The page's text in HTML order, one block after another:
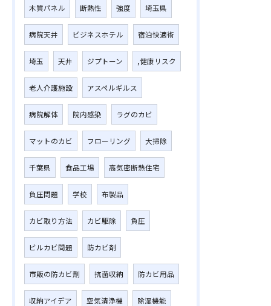
木質パネル 断熱性 強度 埼玉県
病院天井 ビジネスホテル 宿泊快適術
埼玉 天井 ジプトーン ,健康リスク
老人介護施設 アスペルギルス
病院解体 院内感染 ラグのカビ
マットのカビ フローリング 大掃除
千葉県 食品工場 高気密断熱住宅
負圧問題 学校 布製品
カビ取り方法 カビ駆除 負圧
ビルカビ問題 防カビ剤
市販の防カビ剤 抗菌収納 防カビ用品
収納アイデア 空気清浄機 除湿機能